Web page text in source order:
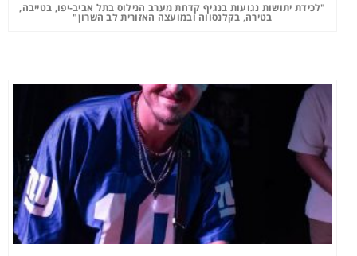
"לכידת יתושות נגועות בנגיף קדחת מערב הנילוס בתל אביב-יפו, בטייבה,
בטירה, בקלנסווה ובמועצה האזורית לב השרון"